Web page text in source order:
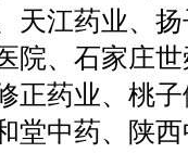
天江药业、
院、石家庄
正药业、桃
堂中药、陕